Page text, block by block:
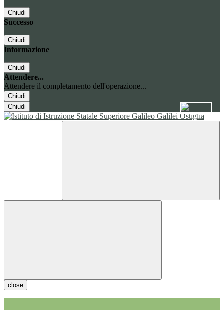
Chiudi
Successo
Chiudi
Informazione
Chiudi
Attendere...
Attendere il completamento dell'operazione...
Chiudi
Chiudi
close